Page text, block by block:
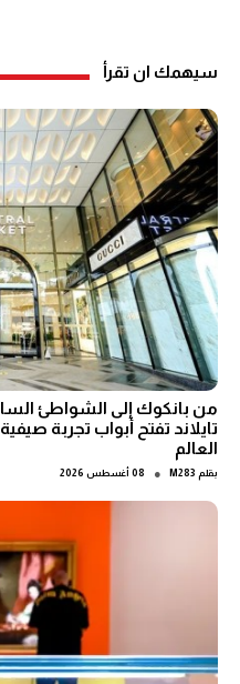
سيهمك ان تقرأ
من بانكوك إلى الشواطئ
تايلاند تفتح أبواب تجربة
العالم
بقلم M283
● 08 أغسطس 2026